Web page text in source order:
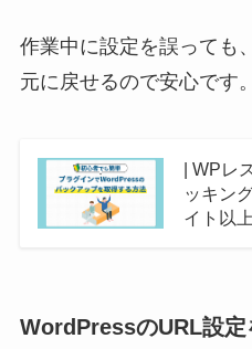
作業中に設定を誤っても
元に戻せるので安心です。
| WPレ
ッキン
イト以上
WordPressのURL設定